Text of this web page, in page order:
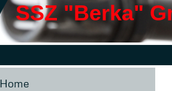
SSZ "Berka"
Home